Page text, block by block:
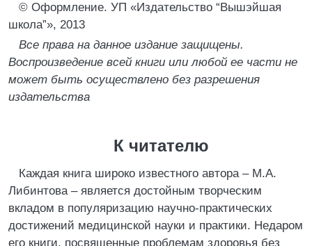
© Оформление. УП «Издательство “Вышэйшая
школа”», 2013
Все права на данное издание защищены.
Воспроизведение всей книги или любой ее части не
может быть осуществлено без разрешения
издательства
К читателю
Каждая книга широко известного автора – М.А.
Либинтова – является достойным творческим
вкладом в популяризацию научно-практических
достижений медицинской науки и практики. Недаром
его книги, посвященные проблемам здоровья без